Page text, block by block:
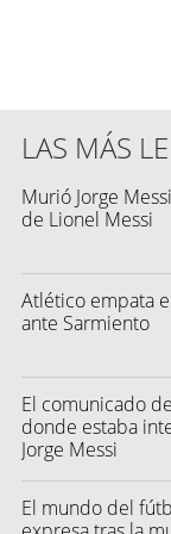
LAS MÁS
Murió Jorge
de Lionel Messi
Atlético empata
ante Sarmiento
El comunicado
donde estaba
Jorge Messi
El mundo del